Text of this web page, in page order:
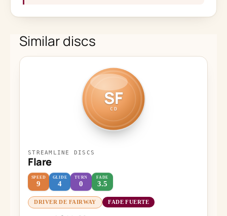
Similar discs
SF
CD
STREAMLINE DISCS
Flare
SPEED
9
GLIDE
4
TURN
0
FADE
3.5
DRIVER DE FAIRWAY FADE FUERTE